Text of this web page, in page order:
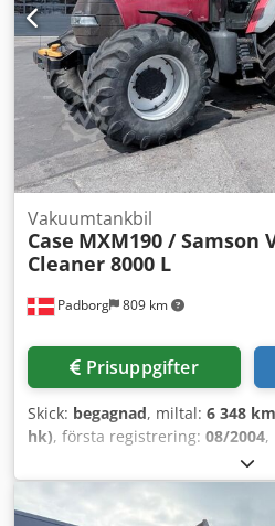
Padborg 809 km
Vakuumtankbil
Case MXM190 / Samson
Cleaner 8000 L
Prisuppgifter
Skick: begagnad, miltal: 6 348 km
hk), första registrering: 08/2004,
,
Samson Sugtank 8000 L
Serienummer: ACM231045